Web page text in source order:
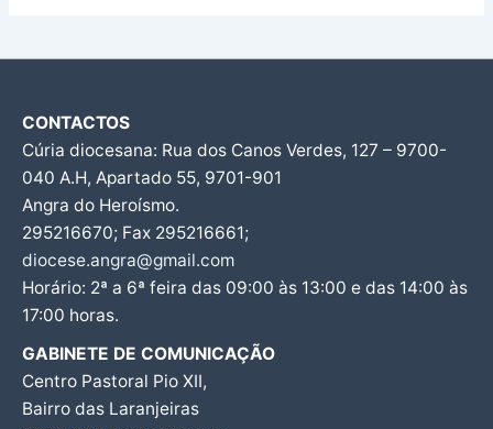
CONTACTOS
Cúria diocesana: Rua dos Canos Verdes, 127 – 9700-
040 A.H, Apartado 55, 9701-901
Angra do Heroísmo.
295216670; Fax 295216661;
diocese.angra@gmail.com
Horário: 2ª a 6ª feira das 09:00 às 13:00 e das 14:00 às
17:00 horas.
GABINETE DE COMUNICAÇÃO
Centro Pastoral Pio XII,
Bairro das Laranjeiras